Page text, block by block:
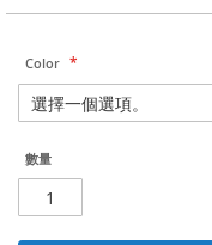
Color
數量